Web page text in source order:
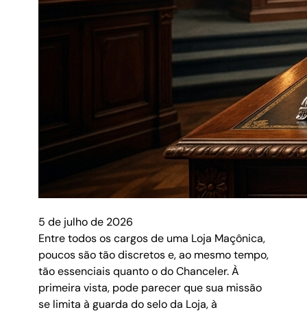
5 de julho de 2026
Entre todos os cargos de uma Loja Maçônica,
poucos são tão discretos e, ao mesmo tempo,
tão essenciais quanto o do Chanceler. À
primeira vista, pode parecer que sua missão
se limita à guarda do selo da Loja, à